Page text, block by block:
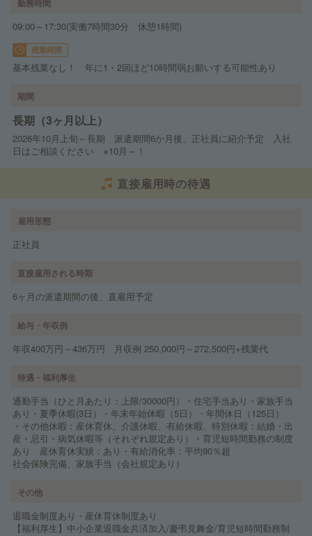
09:00～17:30(実働7時間30分 休憩1時間)
残業時間
基本残業なし！ 年に1・2回ほど10時間弱お願いする可能性あり
期間
長期（3ヶ月以上）
2026年10月上旬～長期 派遣期間6か月後、正社員に紹介予定 入社
日はご相談ください ※10月～！
直接雇用時の待遇
雇用形態
正社員
直接雇用される時期
6ヶ月の派遣期間の後、直雇用予定
給与・年収例
年収400万円～436万円 月収例 250,000円～272,500円+残業代
待遇・福利厚生
通勤手当（ひと月あたり：上限/30000円）・住宅手当あり・家族手当
あり・夏季休暇(3日）・年末年始休暇（5日）・年間休日（125日）
・その他休暇：産休育休、介護休暇、有給休暇、特別休暇：結婚・出
産・忌引・病気休暇等（それぞれ規定あり）・育児短時間勤務の制度
あり 産休育休実績：あり・有給消化率：平均90％超
社会保険完備、家族手当（会社規定あり）
その他
退職金制度あり・産休育休制度あり
【福利厚生】中小企業退職金共済加入/慶弔見舞金/育児短時間勤務制